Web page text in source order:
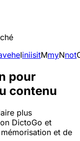
heIiniisitMmyNnot
pour
contenu
plus
DictoGo et
et de